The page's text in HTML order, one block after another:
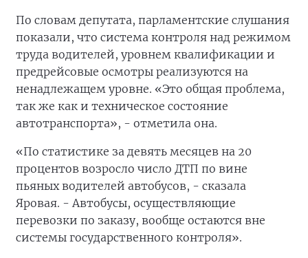
По словам депутата, парламентские слушания
показали, что система контроля над режимом
труда водителей, уровнем квалификации и
предрейсовые осмотры реализуются на
ненадлежащем уровне. «Это общая проблема,
так же как и техническое состояние
автотранспорта», - отметила она.
«По статистике за девять месяцев на 20
процентов возросло число ДТП по вине
пьяных водителей автобусов, - сказала
Яровая. - Автобусы, осуществляющие
перевозки по заказу, вообще остаются вне
системы государственного контроля».